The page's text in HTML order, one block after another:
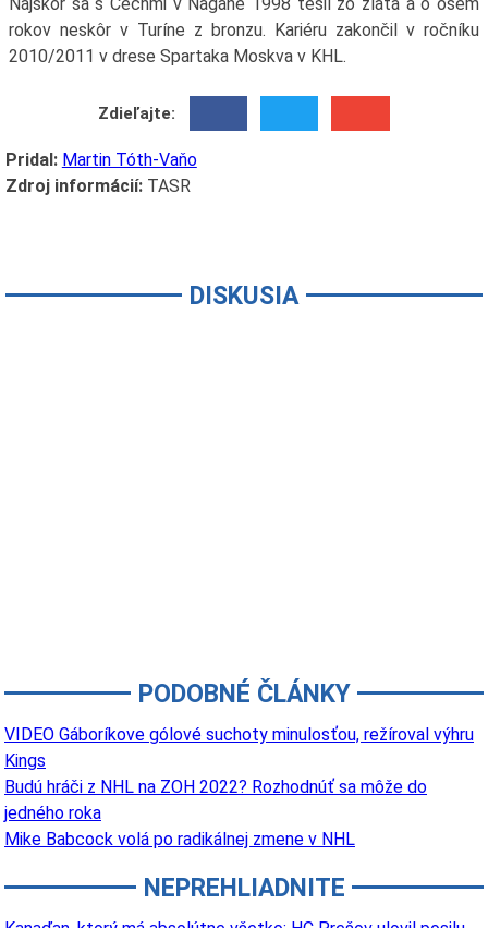
Najskôr sa s Čechmi v Nagane 1998 tešil zo zlata a o osem
rokov neskôr v Turíne z bronzu. Kariéru zakončil v ročníku
2010/2011 v drese Spartaka Moskva v KHL.
Zdieľajte:
Pridal: Martin Tóth-Vaňo
Zdroj informácií:TASR
DISKUSIA
PODOBNÉ ČLÁNKY
VIDEO Gáboríkove gólové suchoty minulosťou, režíroval výhru
Kings
Budú hráči z NHL na ZOH 2022? Rozhodnúť sa môže do
jedného roka
Mike Babcock volá po radikálnej zmene v NHL
NEPREHLIADNITE